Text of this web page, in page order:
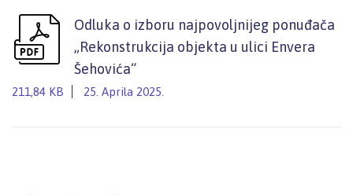
Odluka o izboru najpovoljnijeg ponuđača
„Rekonstrukcija objekta u ulici Envera
Šehovića“
211,84 KB 25. Aprila 2025.